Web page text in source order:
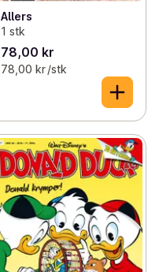
Allers
1 stk
78,00 kr
78,00 kr /stk